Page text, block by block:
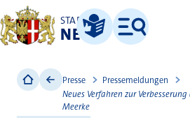
STADT
NEUSS
Leichte Sprache
Menü
Presse
Pressemeldungen
Neues Verfahren zur
Meerke